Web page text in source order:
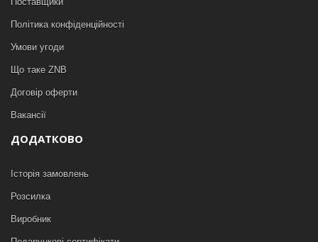
Політика конфіденційності
Умови угоди
Що таке ZNB
Договір оферти
Вакансії
ДОДАТКОВО
Історія замовлень
Розсилка
Виробник